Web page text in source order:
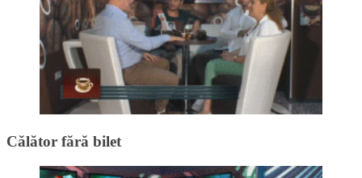
Călător fără bilet